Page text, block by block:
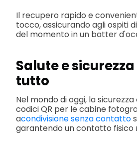
Il recupero rapido e
tocco, assicurando agli ospiti
del momento in un batter
Salute e
tutto
Nel mondo di oggi, la
codici QR per le cabine
acondivisione senza contatto
garantendo un contatto fisico